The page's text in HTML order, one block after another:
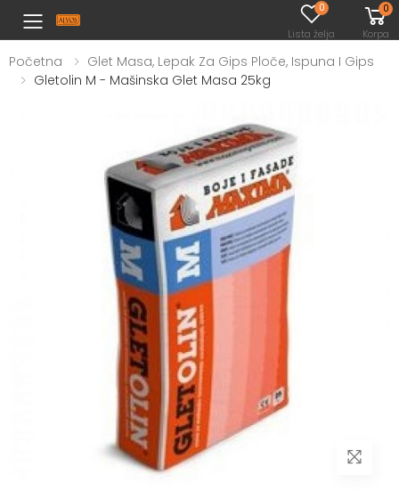
Toggle mobile menu
0
Lista želja
0
Korpa
Početna
Glet Masa, Lepak Za Gips Ploče, Ispuna I Gips
Gletolin M - Mašinska Glet Masa 25kg